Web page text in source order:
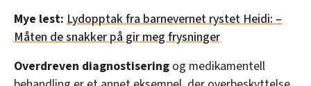
Mye lest: Lydopptak fra barnevernet rystet Heidi:–
Måten de snakker på gir meg frysninger
Overdreven diagnostisering og medikamentell